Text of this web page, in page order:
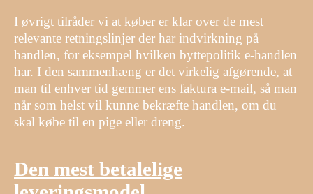
I øvrigt tilråder vi at køber er klar over de mest
relevante retningslinjer der har indvirkning på
handlen, for eksempel hvilken byttepolitik e-handlen
har. I den sammenhæng er det virkelig afgørende, at
man til enhver tid gemmer ens faktura e-mail, så man
når som helst vil kunne bekræfte handlen, om du
skal købe til en pige eller dreng.
Den mest betalelige